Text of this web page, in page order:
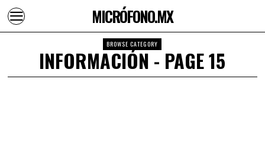
MICRÓFONO.MX
BROWSE CATEGORY
INFORMACIÓN - PAGE 15